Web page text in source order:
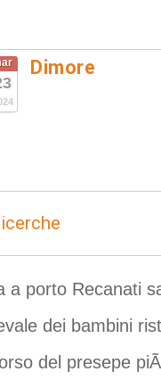
Dimore
a porto Recanati
dei bambini
del presepe